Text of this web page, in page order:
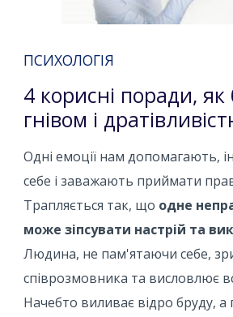
ПСИХОЛОГІЯ
4 корисні поради, як
гнівом і
Одні емоції нам допомагають,
себе і заважають приймати
Трапляється так, що одне
може зіпсувати настрій та
Людина, не пам'ятаючи себе,
співрозмовника та висловлює
Начебто виливає відро бруду, а